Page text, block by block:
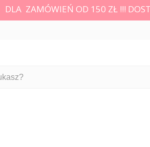
DLA ZAMÓWIEŃ OD 150 ZŁ !!!